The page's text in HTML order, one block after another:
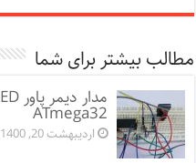
مطالب بیشتر برای شما
ATmega32
اردیبهشت 20, 1400